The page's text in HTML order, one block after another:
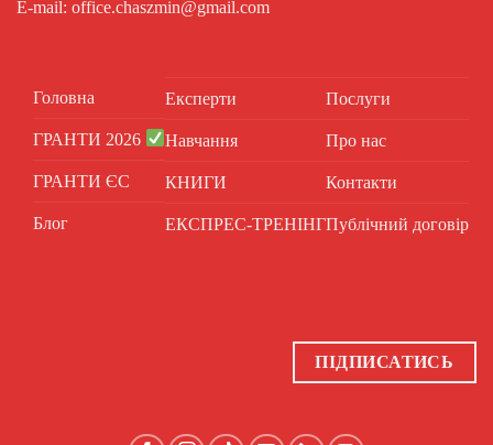
E-mail: office.chaszmin@gmail.com
Головна
ГРАНТИ 2026
ГРАНТИ ЄС
Блог
Експерти
Навчання
КНИГИ
ЕКСПРЕС-ТРЕНІНГ
Послуги
Про нас
Контакти
Публічний договір
ПІДПИСАТИСЬ